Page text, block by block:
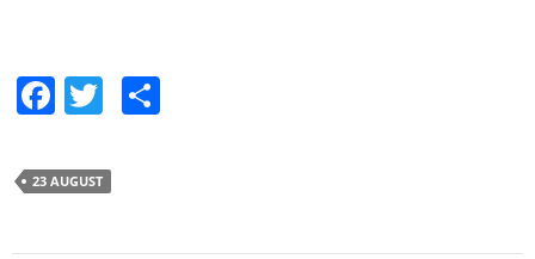
F
c
e
b
T
itt
er
23 AUGUST